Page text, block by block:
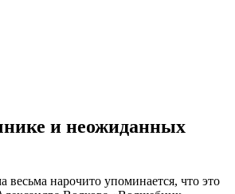
и неожиданных
весьма нарочито упоминается, что это